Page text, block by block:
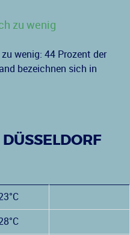
zu wenig
wenig: 44 Prozent der
bezeichnen sich in